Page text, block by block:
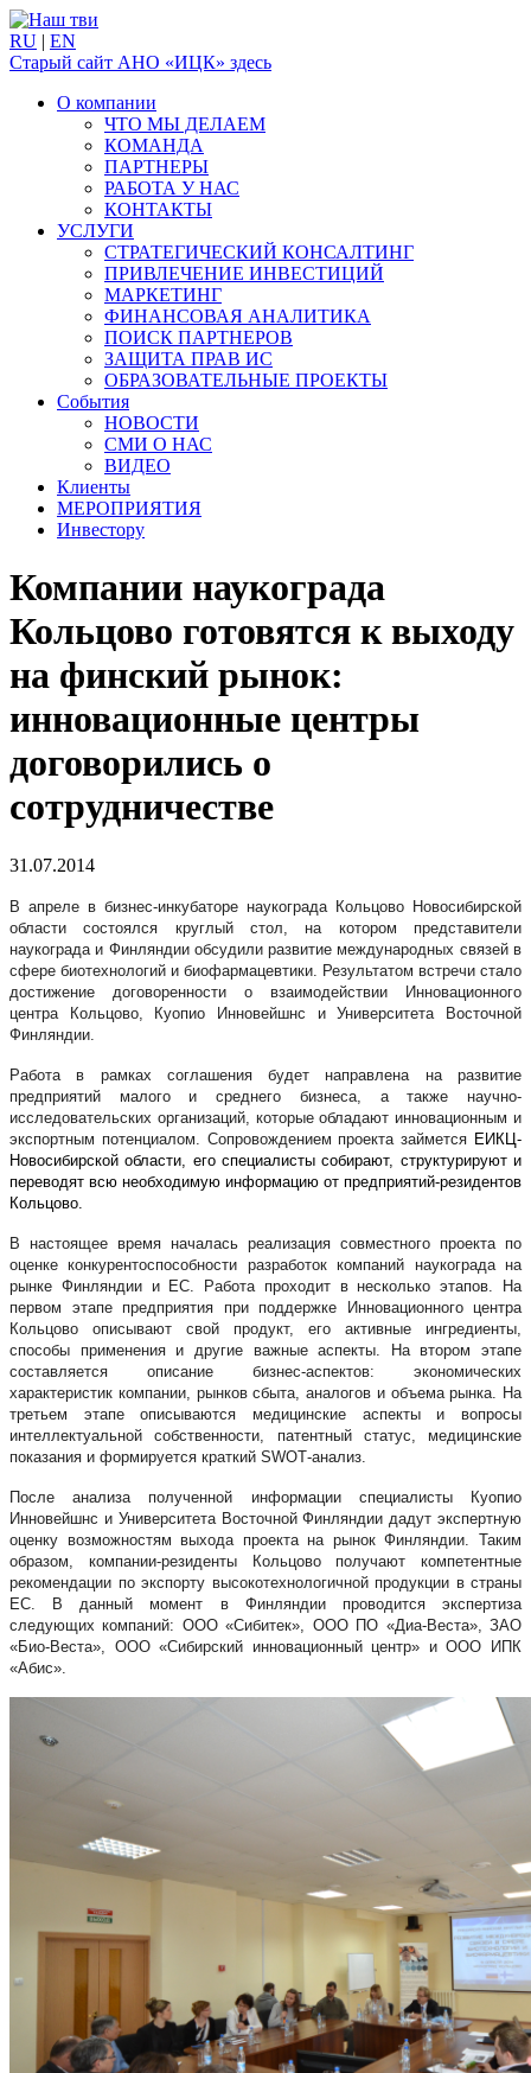
RU | EN
Старый сайт АНО «ИЦК» здесь
О компании
ЧТО МЫ ДЕЛАЕМ
КОМАНДА
ПАРТНЕРЫ
РАБОТА У НАС
КОНТАКТЫ
УСЛУГИ
СТРАТЕГИЧЕСКИЙ КОНСАЛТИНГ
ПРИВЛЕЧЕНИЕ ИНВЕСТИЦИЙ
МАРКЕТИНГ
ФИНАНСОВАЯ АНАЛИТИКА
ПОИСК ПАРТНЕРОВ
ЗАЩИТА ПРАВ ИС
ОБРАЗОВАТЕЛЬНЫЕ ПРОЕКТЫ
События
НОВОСТИ
СМИ О НАС
ВИДЕО
Клиенты
МЕРОПРИЯТИЯ
Инвестору
Компании наукограда
Кольцово готовятся к выходу
на финский рынок:
инновационные центры
договорились о
сотрудничестве
31.07.2014
В апреле в бизнес-инкубаторе наукограда Кольцово Новосибирской
области состоялся круглый стол, на котором представители
наукограда и Финляндии обсудили развитие международных связей в
сфере биотехнологий и биофармацевтики. Результатом встречи стало
достижение договоренности о взаимодействии Инновационного
центра Кольцово, Куопио Инновейшнс и Университета Восточной
Финляндии.
Работа в рамках соглашения будет направлена на развитие
предприятий малого и среднего бизнеса, а также научно-
исследовательских организаций, которые обладают инновационным и
экспортным потенциалом. Сопровождением проекта займется ЕИКЦ-
Новосибирской области, его специалисты собирают, структурируют и
переводят всю необходимую информацию от предприятий-резидентов
Кольцово.
В настоящее время началась реализация совместного проекта по
оценке конкурентоспособности разработок компаний наукограда на
рынке Финляндии и ЕС. Работа проходит в несколько этапов. На
первом этапе предприятия при поддержке Инновационного центра
Кольцово описывают свой продукт, его активные ингредиенты,
способы применения и другие важные аспекты. На втором этапе
составляется описание бизнес-аспектов: экономических
характеристик компании, рынков сбыта, аналогов и объема рынка. На
третьем этапе описываются медицинские аспекты и вопросы
интеллектуальной собственности, патентный статус, медицинские
показания и формируется краткий SWOT-анализ.
После анализа полученной информации специалисты Куопио
Инновейшнс и Университета Восточной Финляндии дадут экспертную
оценку возможностям выхода проекта на рынок Финляндии. Таким
образом, компании-резиденты Кольцово получают компетентные
рекомендации по экспорту высокотехнологичной продукции в страны
ЕС. В данный момент в Финляндии проводится экспертиза
следующих компаний: ООО «Сибитек», ООО ПО «Диа-Веста», ЗАО
«Био-Веста», ООО «Сибирский инновационный центр» и ООО ИПК
«Абис».